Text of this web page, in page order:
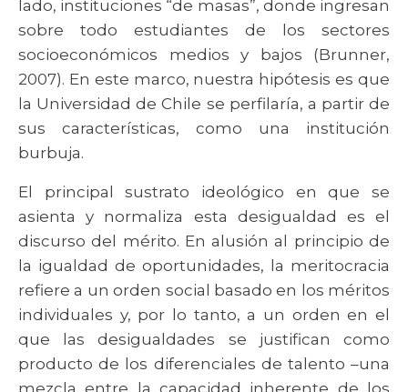
lado, instituciones “de masas”, donde ingresan
sobre todo estudiantes de los sectores
socioeconómicos medios y bajos (Brunner,
2007). En este marco, nuestra hipótesis es que
la Universidad de Chile se perfilaría, a partir de
sus características, como una institución
burbuja.
El principal sustrato ideológico en que se
asienta y normaliza esta desigualdad es el
discurso del mérito. En alusión al principio de
la igualdad de oportunidades, la meritocracia
refiere a un orden social basado en los méritos
individuales y, por lo tanto, a un orden en el
que las desigualdades se justifican como
producto de los diferenciales de talento –una
mezcla entre la capacidad inherente de los